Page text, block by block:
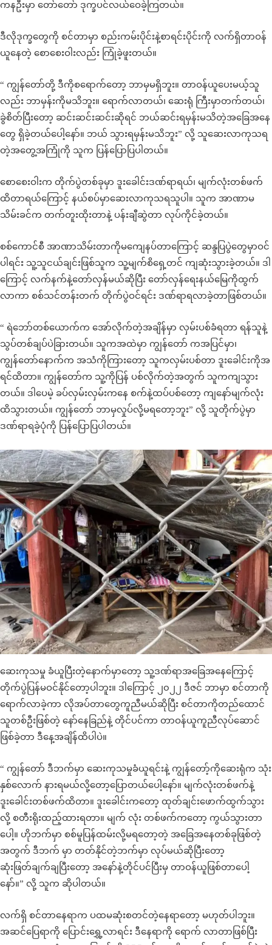
ကနဦးမှာ တော်တော် ဒုက္ခပင်လယ်ဝေခဲ့ကြတယ်။
ဒီလိုဒုက္ခတွေကို စင်တာမှာ စည်းကမ်းပိုင်းနဲ့စာရင်းပိုင်းကို လက်ရှိတာဝန်
ယူနေတဲ့ စောစေးဝါးလည်း ကြုံခဲ့ဖူးတယ်။
“ ကျွန်တော်တို့ ဒီကိုစရောက်တော့ ဘာမှမရှိဘူး။ တာဝန်ယူပေးမယ့်သူ
လည်း ဘာမှန်းကိုမသိဘူး။ ရောက်လာတယ်၊ ဆေးရုံ ကြီးမှာတက်တယ်၊
ခွဲစိတ်ပြီးတော့ ဆင်းဆင်းဆင်းဆိုရင် ဘယ်ဆင်းရမှန်းမသိတဲ့အခြေအနေ
တွေ ရှိခဲ့တယ်ပေါ့နော်။ ဘယ် သွားရမှန်းမသိဘူး” လို့ သူဆေးလာကုသရ
တဲ့အတွေ့အကြုံကို သူက ပြန်ပြောပြပါတယ်။
စောစေးဝါးက တိုက်ပွဲတစ်ခုမှာ ဒူးခေါင်းဒဏ်ရာရယ်၊ မျက်လုံးတစ်ဖက်
ထိတာရယ်ကြောင့် နယ်စပ်မှာဆေးလာကုသရသူပါ။ သူက အာဏာမ
သိမ်းခင်က တက်တူးထိုးတာနဲ့ ပန်းချီဆွဲတာ လုပ်ကိုင်ခဲ့တယ်။
စစ်ကောင်စီ အာဏာသိမ်းတာကိုမကျေနပ်တာကြောင့် ဆန္ဒပြပွဲတွေမှာဝင်
ပါရင်း သူ့သူငယ်ချင်းဖြစ်သူက သူ့မျက်စိရှေ့တင် ကျဆုံးသွားခဲ့တယ်။ ဒါ
ကြောင့် လက်နက်နဲ့တော်လှန်မယ်ဆိုပြီး တော်လှန်ရေးနယ်မြေကိုထွက်
လာကာ စစ်သင်တန်းတက် တိုက်ပွဲဝင်ရင်း ဒဏ်ရာရလာခဲ့တာဖြစ်တယ်။
“ ရဲဘော်တစ်ယောက်က အော်လိုက်တဲ့အချိန်မှာ လှမ်းပစ်ခံရတာ ရန်သူနဲ့
သွပ်တစ်ချပ်ပဲခြားတယ်။ သူကအထဲမှာ ကျွန်တော် ကအပြင်မှာ၊
ကျွန်တော်နောက်က အသံကိုကြားတော့ သူကလှမ်းပစ်တာ ဒူးခေါင်းကိုအ
ရင်ထိတာ။ ကျွန်တော်က သူ့ကိုပြန် ပစ်လိုက်တဲ့အတွက် သူကကျသွား
တယ်။ ဒါပေမဲ့ ခပ်လှမ်းလှမ်းကနေ စက်နဲ့ထပ်ပစ်တော့ ကျနော်မျက်လုံး
ထိသွားတယ်။ ကျွန်တော် ဘာမှလှုပ်လို့မရတော့ဘူး” လို့ သူတိုက်ပွဲမှာ
ဒဏ်ရာရခဲ့ပုံကို ပြန်ပြောပြပါတယ်။
ဆေးကုသမှု ခံယူပြီးတဲ့နောက်မှာတော့ သူ့ဒဏ်ရာအခြေအနေကြောင့်
တိုက်ပွဲပြန်မဝင်နိုင်တော့ပါဘူး။ ဒါကြောင့် ၂၀၂၂ ဒီဇင် ဘာမှာ စင်တာကို
ရောက်လာခဲ့ကာ လိုအပ်တာတွေကူညီမယ်ဆိုပြီး စင်တာကိုတည်ထောင်
သူတစ်ဦးဖြစ်တဲ့ နော်နေခြည်နဲ့ တိုင်ပင်ကာ တာဝန်ယူကူညီလုပ်ဆောင်
ဖြစ်ခဲ့တာ ဒီနေ့အချိန်ထိပါပဲ။
“ ကျွန်တော် ဒီဘက်မှာ ဆေးကုသမှုခံယူရင်းနဲ့ ကျွန်တော့်ကိုဆေးရုံက သုံး
နှစ်လောက် နားရမယ်လို့တော့ပြောတယ်ပေါ့နော်။ မျက်လုံးတစ်ဖက်နဲ့
ဒူးခေါင်းတစ်ဖက်ထိတာ။ ဒူးခေါင်းကတော့ ထုတ်ချင်းဖောက်ထွက်သွား
လို့ စတီးရိုးထည့်ထားရတာ။ မျက် လုံး တစ်ဖက်ကတော့ ကွယ်သွားတာ
ပေါ့။ ဟိုဘက်မှာ စစ်မူပြန်ထမ်းလို့မရတော့တဲ့ အခြေအနေတစ်ခုဖြစ်တဲ့
အတွက် ဒီဘက် မှာ တတ်နိုင်တဲ့ဘက်မှာ လုပ်မယ်ဆိုပြီးတော့
ဆုံးဖြတ်ချက်ချပြီးတော့ အနော်နဲ့တိုင်ပင်ပြီးမှ တာဝန်ယူဖြစ်တာပေါ့
နော်။” လို့ သူက ဆိုပါတယ်။
လက်ရှိ စင်တာနေရာက ပထမဆုံးစတင်တဲ့နေရာတော့ မဟုတ်ပါဘူး။
အဆင်ပြေရာကို ပြောင်းရွှေ့လာရင်း ဒီနေရာကို ရောက် လာတာဖြစ်ပြီး